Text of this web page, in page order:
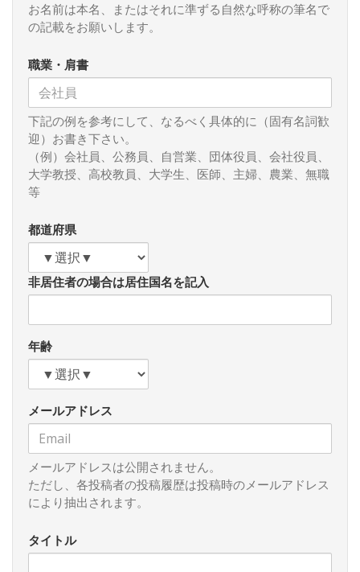
度（時速６０キロ）になり、いまや飛行機速度（時速８００
キロ）に加速しています。この加速度の進行の激しさがつづ
ょうか。であるとすれば、この加速化の進行は、人類にとっ
て決して歓迎すべきことではなく、それは終末に向かう人類
の危うさ、その末期症状を示していることになるかもしれま
せん。そのような危機感を持たざるを得ません。
新年早々あまりおめでたくないことを申し上げました。最
近７年間の２１世紀の人類の歩みを見ていると、「事実は小
説よりも奇なり」という言葉がそのまま当てはまることを感
じます。国際政治、経済の動きだけを見ていても、これまで
おります。この背景には、上述したような歴史的時間の加速
度的進行という事実があるように思われます。
この政策掲示板「百花斉放」は昨年４月１２日に開設され
ましたが、昨年中に２０３通の貴重なご寄稿をいただきまし
大変教えられることの多い内容でした。既成メディアとは違
って、タブーも偏見もない「百花斉放」だからこそ拝聴する
ことのできる、貴重なご意見であると思いました。これらの
ご意見は昨年１１月５日に創刊された『メルマガ日本国際フ
国の仲間にも届けられております。改めてご寄稿くださいま
した皆様に御礼申し上げるとともに、新年もまたよろしくご
高見をお寄せくださるようお願いいたします。
お名前は本名、またはそれに準ずる自然な呼称の筆名で
の記載をお願いします。
職業・肩書
下記の例を参考にして、なるべく具体的に（固有名詞歓
迎）お書き下さい。
（例）会社員、公務員、自営業、団体役員、会社役員、
大学教授、高校教員、大学生、医師、主婦、農業、無職
等
都道府県
非居住者の場合は居住国名を記入
年齢
メールアドレス
メールアドレスは公開されません。
ただし、各投稿者の投稿履歴は投稿時のメールアドレス
により抽出されます。
タイトル